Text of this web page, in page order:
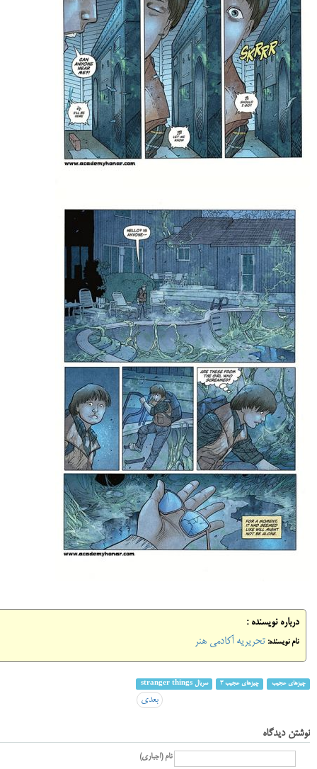
درباره نویسنده :
نام نویسنده: تحریریه آکادمی هنر
چیزهای عجیب چیزهای عجیب 3 سریال stranger things
بعدی
نوشتن دیدگاه
نام (اجباری)